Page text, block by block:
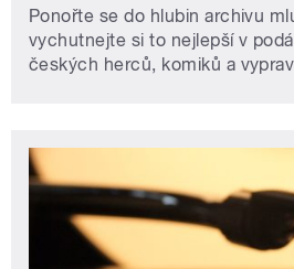
Ponořte se do hlubin archivu
vychutnejte si to nejlepší v
českých herců, komiků a